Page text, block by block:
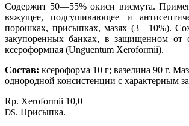
Содержит 50—55% окиси висмута.
вяжущее, подсушивающее и
порошках, присыпках, мазях (3—10%).
закупоренных банках, в защищенном от
ксероформная (Unguentum Xeroformii).
Состав: ксероформа 10 г; вазелина 90 г.
однородной консистенции с характерным
Rp. Xeroformii 10,0
DS. Присыпка.